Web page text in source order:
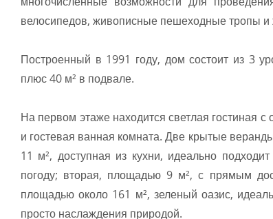
велосипедов, живописные пешеходные тропы и
Построенный в 1991 году, дом состоит из 3
плюс 40 м² в подвале.
На первом этаже находится светлая гостиная
и гостевая ванная комната. Две крытые
11 м², доступная из кухни, идеально
погоду; вторая, площадью 9 м², с прямым
площадью около 161 м², зеленый оазис,
просто наслаждения природой.